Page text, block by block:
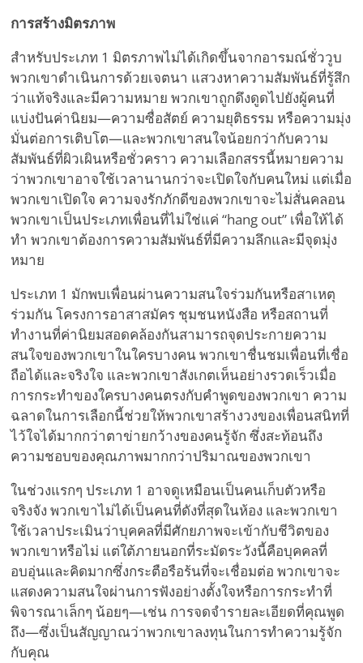
การสร้างมิตรภาพ
สำหรับประเภท 1 มิตรภาพไม่ได้เกิดขึ้นจากอารมณ์ชั่ววูบ
พวกเขาดำเนินการด้วยเจตนา แสวงหาความสัมพันธ์ที่รู้สึก
ว่าแท้จริงและมีความหมาย พวกเขาถูกดึงดูดไปยังผู้คนที่
แบ่งปันค่านิยม—ความซื่อสัตย์ ความยุติธรรม หรือความมุ่ง
มั่นต่อการเติบโต—และพวกเขาสนใจน้อยกว่ากับความ
สัมพันธ์ที่ผิวเผินหรือชั่วคราว ความเลือกสรรนี้หมายความ
ว่าพวกเขาอาจใช้เวลานานกว่าจะเปิดใจกับคนใหม่ แต่เมื่อ
พวกเขาเปิดใจ ความจงรักภักดีของพวกเขาจะไม่สั่นคลอน
พวกเขาเป็นประเภทเพื่อนที่ไม่ใช่แค่ “hang out” เพื่อให้ได้
ทำ พวกเขาต้องการความสัมพันธ์ที่มีความลึกและมีจุดมุ่ง
หมาย
ประเภท 1 มักพบเพื่อนผ่านความสนใจร่วมกันหรือสาเหตุ
ร่วมกัน โครงการอาสาสมัคร ชุมชนหนังสือ หรือสถานที่
ทำงานที่ค่านิยมสอดคล้องกันสามารถจุดประกายความ
สนใจของพวกเขาในใครบางคน พวกเขาชื่นชมเพื่อนที่เชื่อ
ถือได้และจริงใจ และพวกเขาสังเกตเห็นอย่างรวดเร็วเมื่อ
การกระทำของใครบางคนตรงกับคำพูดของพวกเขา ความ
ฉลาดในการเลือกนี้ช่วยให้พวกเขาสร้างวงของเพื่อนสนิทที่
ไว้ใจได้มากกว่าตาข่ายกว้างของคนรู้จัก ซึ่งสะท้อนถึง
ความชอบของคุณภาพมากกว่าปริมาณของพวกเขา
ในช่วงแรกๆ ประเภท 1 อาจดูเหมือนเป็นคนเก็บตัวหรือ
จริงจัง พวกเขาไม่ได้เป็นคนที่ดังที่สุดในห้อง และพวกเขา
ใช้เวลาประเมินว่าบุคคลที่มีศักยภาพจะเข้ากับชีวิตของ
พวกเขาหรือไม่ แต่ใต้ภายนอกที่ระมัดระวังนี้คือบุคคลที่
อบอุ่นและคิดมากซึ่งกระตือรือร้นที่จะเชื่อมต่อ พวกเขาจะ
แสดงความสนใจผ่านการฟังอย่างตั้งใจหรือการกระทำที่
พิจารณาเล็กๆ น้อยๆ—เช่น การจดจำรายละเอียดที่คุณพูด
ถึง—ซึ่งเป็นสัญญาณว่าพวกเขาลงทุนในการทำความรู้จัก
กับคุณ